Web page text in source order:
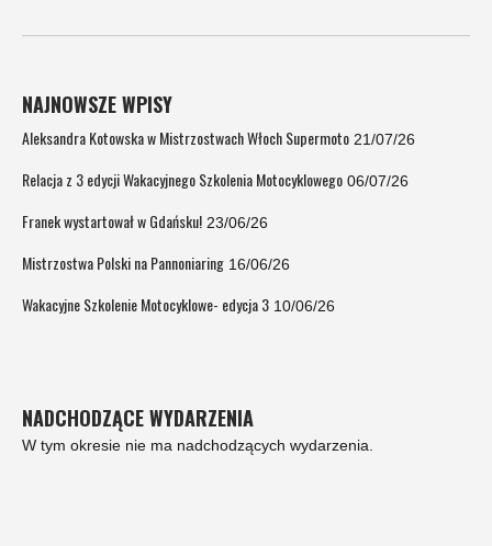
NAJNOWSZE WPISY
Aleksandra Kotowska w Mistrzostwach Włoch Supermoto 21/07/26
Relacja z 3 edycji Wakacyjnego Szkolenia Motocyklowego 06/07/26
Franek wystartował w Gdańsku! 23/06/26
Mistrzostwa Polski na Pannoniaring 16/06/26
Wakacyjne Szkolenie Motocyklowe- edycja 3 10/06/26
NADCHODZĄCE WYDARZENIA
W tym okresie nie ma nadchodzących wydarzenia.